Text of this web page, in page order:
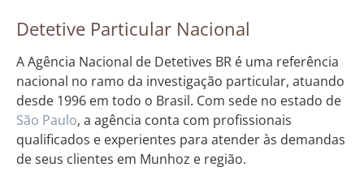
Detetive Particular Nacional
A Agência Nacional de Detetives BR é uma referência
nacional no ramo da investigação particular, atuando
desde 1996 em todo o Brasil. Com sede no estado de
São Paulo, a agência conta com profissionais
qualificados e experientes para atender às demandas
de seus clientes em Munhoz e região.